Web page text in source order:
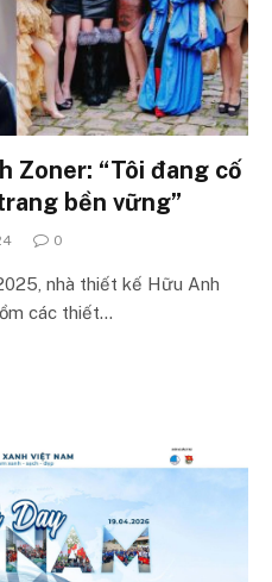
Zoner: “Tôi đang cố
bền vững”
0
nhà thiết kế Hữu Anh
các thiết…